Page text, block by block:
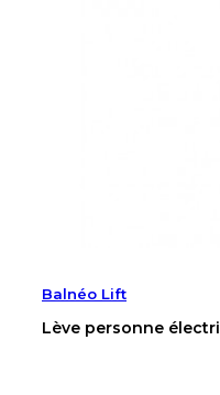
Balnéo Lift
Lève personne